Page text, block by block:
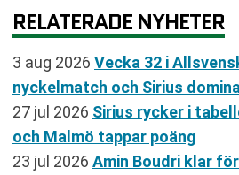
RELATERADE NYHETER
3 aug 2026 Vecka 32 i
nyckelmatch och Sirius
27 jul 2026 Sirius rycker i
och Malmö tappar poäng
23 jul 2026 Amin Boudri klar